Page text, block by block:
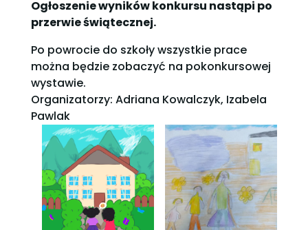
Ogłoszenie wyników konkursu nastąpi po
przerwie świątecznej.
Po powrocie do szkoły wszystkie prace
można będzie zobaczyć na pokonkursowej
wystawie.
Organizatorzy: Adriana Kowalczyk, Izabela
Pawlak